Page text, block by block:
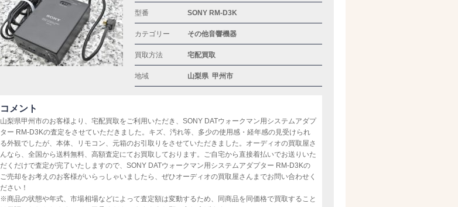
型番 SONY RM-D3K
カテゴリー その他音響機器
買取方法 宅配買取
地域 山梨県 甲州市
コメント
山梨県甲州市のお客様より、宅配買取をご利用いただき、SONY DATウォークマン用システムアダプ
ター RM-D3Kの査定をさせていただきました。キズ、汚れ等、多少の使用感・経年感の見受けられ
る外観でしたが、本体、リモコン、元箱のお引取りをさせていただきました。オーディオの買取屋さ
んなら、全国から送料無料、高額査定にてお買取しております。ご自宅から直接着払いでお送りいた
だくだけで査定が完了いたしますので、SONY DATウォークマン用システムアダプター RM-D3Kの
ご売却をお考えのお客様がいらっしゃいましたら、ぜひオーディオの買取屋さんまでお問い合わせく
ださい！
※商品の状態や年式、市場相場などによって査定額は変動するため、同商品を同価格で買取すること